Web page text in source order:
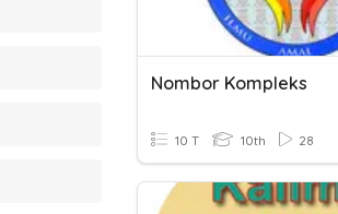
Nombor Kompleks
10 T 10th 28